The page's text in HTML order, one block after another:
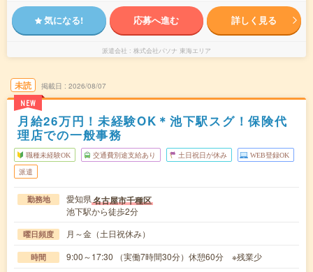
気になる! 応募へ進む 詳しく見る
派遣会社 株式会社パソナ 東海エリア
未読
NEW
掲載日 2026/08/07
月給26万円！未経験OK＊池下駅スグ！保険代
理店での一般事務
職種未経験OK 交通費別途支給あり 土日祝日が休み WEB登録OK
派遣
勤務地 愛知県名古屋市千種区
池下駅から徒歩2分
曜日頻度 月～金（土日祝休み）
時間 9:00～17:30 （実働7時間30分）休憩60分 ※残業少